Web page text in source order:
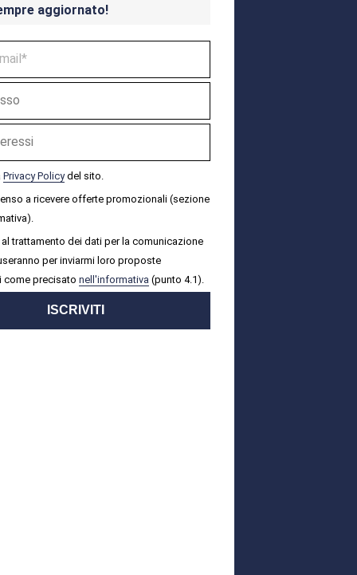
aggiornato!
Privacy Policydel sito.
a ricevere offerte promozionali (sezione
trattamento dei dati per la comunicazione
per inviarmi loro proposte
come precisato nell'informativa (punto 4.1).
ISCRIVITI